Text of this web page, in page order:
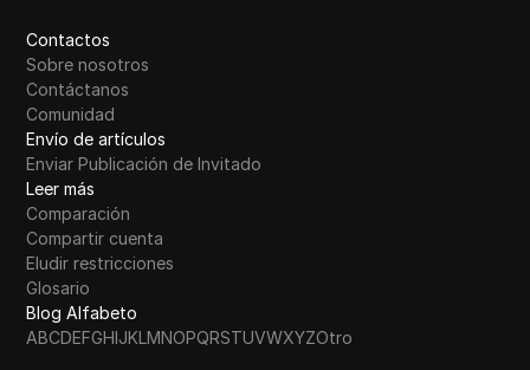
Contactos
Sobre nosotros
Contáctanos
Comunidad
Envío de artículos
Enviar Publicación de Invitado
Leer más
Comparación
Compartir cuenta
Eludir restricciones
Glosario
Blog Alfabeto
ABCDEFGHIJKLMNOPQRSTUVWXYZOtro